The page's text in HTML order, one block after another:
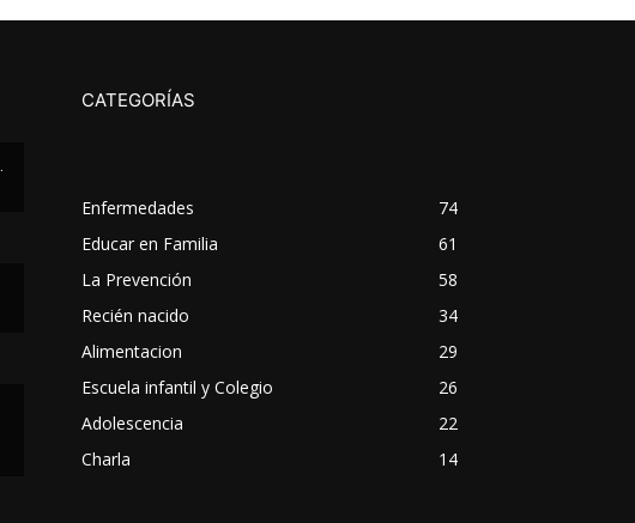
CATEGORÍAS
Enfermedades
74
Educar en Familia
61
La Prevención
58
Recién nacido
34
Alimentacion
29
Escuela infantil y Colegio
26
Adolescencia
22
Charla
14